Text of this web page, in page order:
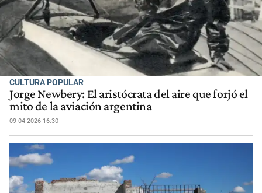
CULTURA POPULAR
Jorge Newbery: El aristócrata del aire que forjó el
mito de la aviación argentina
09-04-2026 16:30